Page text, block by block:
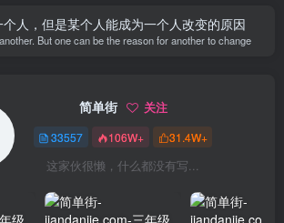
人，但是某个人能成为一个人改变的原因
But one can be the reason for another to change
简单街 关注
33557 106W+ 31.4W+
这家伙很懒，什么都没有写...